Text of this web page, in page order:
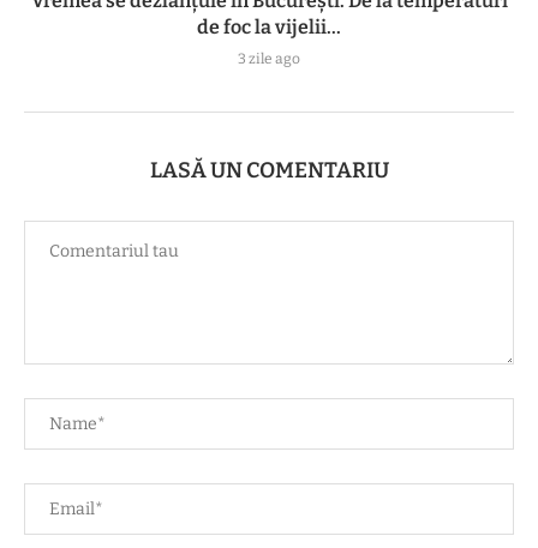
de foc la vijelii...
3 zile ago
LASĂ UN COMENTARIU